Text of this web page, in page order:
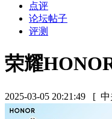
点评
论坛帖子
评测
荣耀
2025-03-05 20:21:49 [ 中